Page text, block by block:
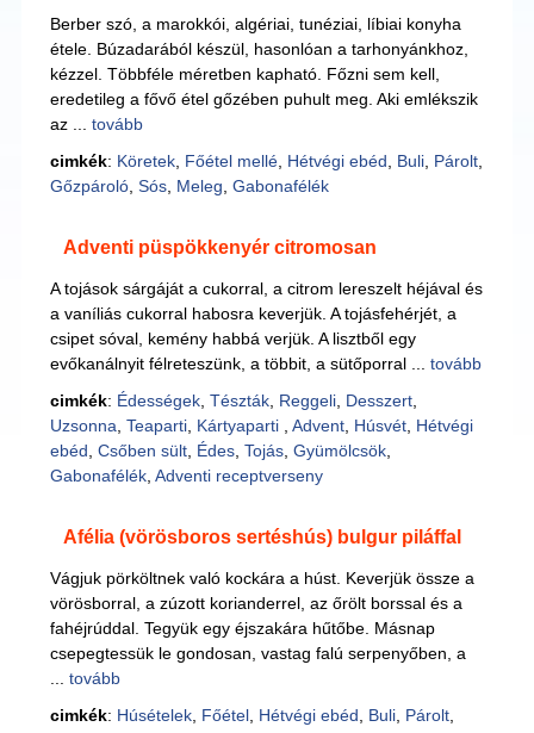
Berber szó, a marokkói, algériai, tunéziai, líbiai konyha
étele. Búzadarából készül, hasonlóan a tarhonyánkhoz,
kézzel. Többféle méretben kapható. Főzni sem kell,
eredetileg a fővő étel gőzében puhult meg. Aki emlékszik
az ... tovább
cimkék: Köretek, Főétel mellé, Hétvégi ebéd Buli, Párolt,
Gőzpároló, Sós, Meleg Gabonafélék
Adventi püspökkenyér citromosan
A tojások sárgáját a cukorral, a citrom lereszelt héjával és
a vaníliás cukorral habosra keverjük. A tojásfehérjét, a
csipet sóval, kemény habbá verjük. A lisztből egy
evőkanálnyit félreteszünk, a többit, a sütőporral ... tovább
cimkék: Édességek, Tészták, Reggeli, Desszert,
Uzsonna Teaparti, Kártyaparti Advent, Húsvét, Hétvégi
ebéd Csőben sült, Édes, Tojás, Gyümölcsök,
Gabonafélék, Adventi receptverseny
Afélia (vörösboros sertéshús) bulgur piláffal
Vágjuk pörköltnek való kockára a húst. Keverjük össze a
vörösborral, a zúzott korianderrel, az őrölt borssal és a
fahéjrúddal. Tegyük egy éjszakára hűtőbe. Másnap
csepegtessük le gondosan, vastag falú serpenyőben, a
tovább
cimkék: Húsételek, Főétel, Hétvégi ebéd Buli, Párolt,